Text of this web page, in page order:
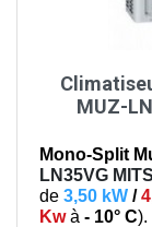
MUZ-
Mono-Split
LN35VG
de 3,50 kW /
Kwà - 10° C).